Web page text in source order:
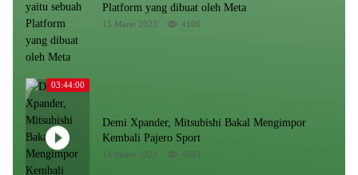
Platform yang dibuat oleh Meta
15 Maret 2023 4106
03:44:00
Demi Xpander, Mitsubishi Bakal Mengimpor
Kembali Pajero Sport
14 Maret 2023 4093